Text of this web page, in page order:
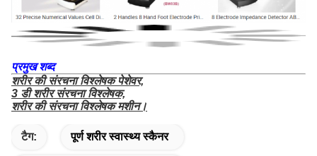
प्रमुख शब्द
शरीर की संरचना विश्लेषक पेशेवर,
3 डी शरीर संरचना विश्लेषक,
शरीर की संरचना विश्लेषक मशीन।
टैग: पूर्ण शरीर स्वास्थ्य स्कैनर